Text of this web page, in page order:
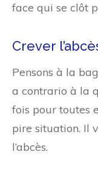
face qui se clôt
Crever
Pensons à la
a contrario à la
fois pour toutes
pire situation. Il
l’abcès.